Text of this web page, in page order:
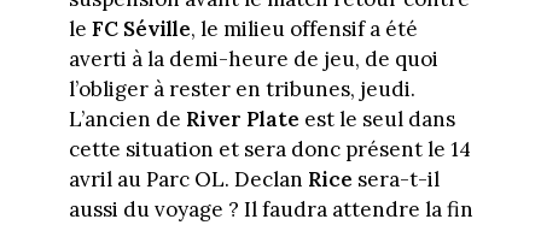
le FC Séville, le milieu offensif a été
averti à la demi-heure de jeu, de quoi
l’obliger à rester en tribunes, jeudi.
L’ancien de River Plate est le seul dans
cette situation et sera donc présent le 14
avril au Parc OL. Declan Rice sera-t-il
aussi du voyage ? Il faudra attendre la fin